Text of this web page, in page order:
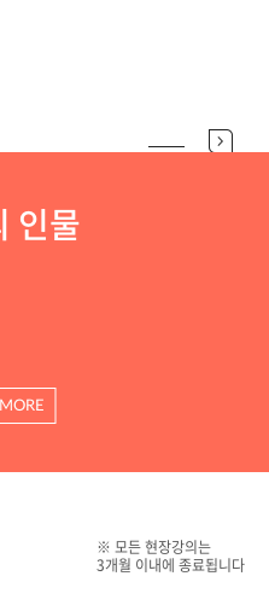
인물
※ 모든 현장강의는
3개월 이내에 종료됩니다